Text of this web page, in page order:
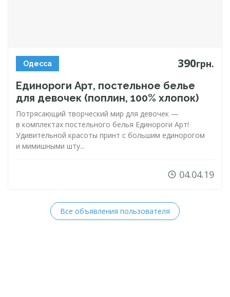
Одесса 390грн.
Единороги Арт, постельное белье
для девочек (поплин, 100% хлопок)
Потрясающий творческий мир для девочек —
в комплектах постельного белья Единороги Арт!
Удивительной красоты принт с большим единорогом
и мимишными шту...
04.04.19
Все объявления пользователя